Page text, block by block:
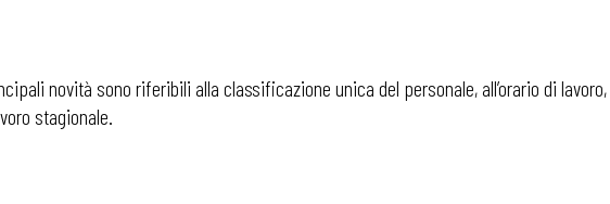
novità sono riferibili alla classificazione unica del personale, all’orario di
stagionale.